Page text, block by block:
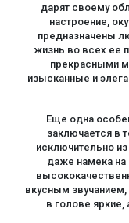
дарят своему
настроение,
предназначены
жизнь во всех ее
прекрасными
изысканные и
Еще одна
заключается в
исключительно
даже намека на
вкусным
в голове